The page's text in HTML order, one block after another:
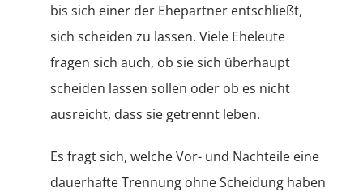
Steuern
bis sich einer der Ehepartner entschließt,
sich scheiden zu lassen. Viele Eheleute
fragen sich auch, ob sie sich überhaupt
scheiden lassen sollen oder ob es nicht
ausreicht, dass sie getrennt leben.
Es fragt sich, welche Vor- und Nachteile eine
dauerhafte Trennung ohne Scheidung haben